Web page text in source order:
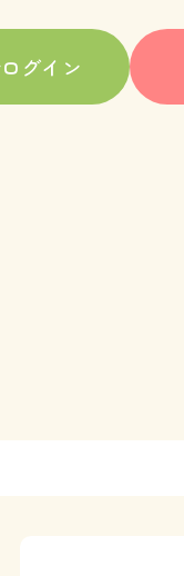
グイン